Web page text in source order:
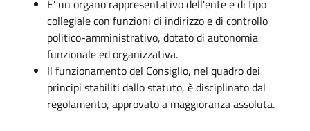
E' un organo rappresentativo dell'ente e di tipo
collegiale con funzioni di indirizzo e di controllo
politico-amministrativo, dotato di autonomia
funzionale ed organizzativa.
Il funzionamento del Consiglio, nel quadro dei
principi stabiliti dallo statuto, è disciplinato dal
regolamento, approvato a maggioranza assoluta.